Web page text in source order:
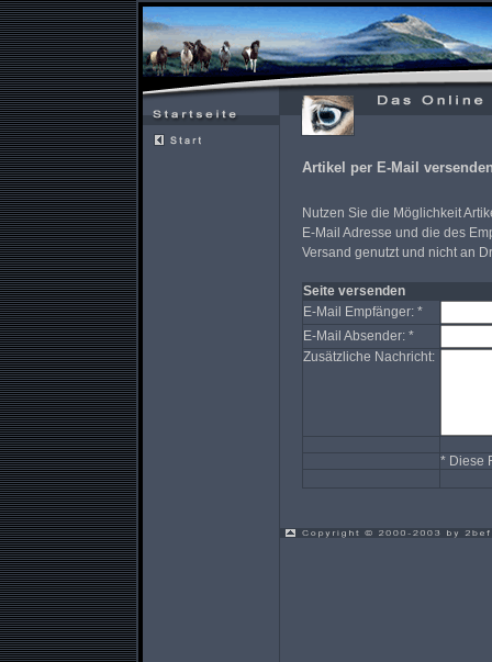
Artikel per E-Mail
Nutzen Sie die Möglichkeit
E-Mail Adresse und die des
Versand genutzt und nicht an
Seite versenden
E-Mail Empfänger: *
E-Mail Absender: *
Zusätzliche Nachricht:
* Diese